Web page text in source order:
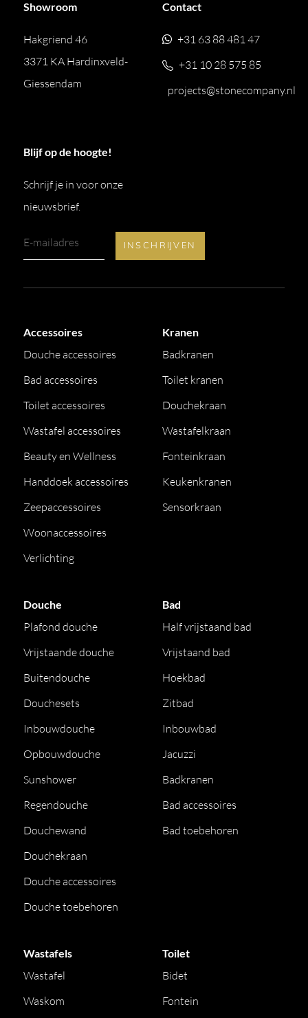
Showroom
Hakgriend 46
3371 KA Hardinxveld-
Giessendam
Contact
+31 63 88 481 47
+31 10 28 575 85
projects@stonecompany.nl
Blijf op de hoogte!
Schrijf je in voor onze
nieuwsbrief.
Accessoires
Douche accessoires
Bad accessoires
Toilet accessoires
Wastafel accessoires
Beauty en Wellness
Handdoek accessoires
Zeepaccessoires
Woonaccessoires
Verlichting
Kranen
Badkranen
Toilet kranen
Douchekraan
Wastafelkraan
Fonteinkraan
Keukenkranen
Sensorkraan
Douche
Plafond douche
Vrijstaande douche
Buitendouche
Douchesets
Inbouwdouche
Opbouwdouche
Sunshower
Regendouche
Douchewand
Douchekraan
Douche accessoires
Douche toebehoren
Bad
Half vrijstaand bad
Vrijstaand bad
Hoekbad
Zitbad
Inbouwbad
Jacuzzi
Badkranen
Bad accessoires
Bad toebehoren
Wastafels
Wastafel
Waskom
Toilet
Bidet
Fontein